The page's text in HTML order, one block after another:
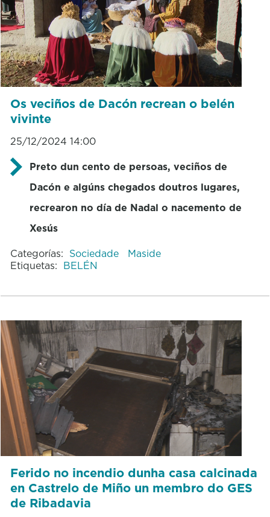
Os veciños de Dacón recrean o belén
vivinte
25/12/2024 14:00
Preto dun cento de persoas, veciños de
Dacón e algúns chegados doutros lugares,
recrearon no día de Nadal o nacemento de
Xesús
Categorías: Sociedade
Maside
Etiquetas: BELÉN
Ferido no incendio dunha casa calcinada
en Castrelo de Miño un membro do GES
de Ribadavia